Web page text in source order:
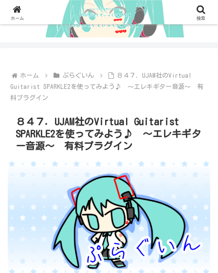
ホーム ぷらぐいん
８４７．UJAM社のVirtual
Guitarist SPARKLE2を使ってみよう♪ ～エレキギター音源～ 有
料プラグイン
８４７．UJAM社のVirtual Guitarist
SPARKLE2を使ってみよう♪ ～エレキギタ
ー音源～ 有料プラグイン
ホーム 検索